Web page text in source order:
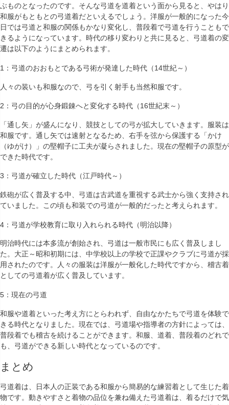
ぶものとなったのです。そんな弓道を道着という面から見ると、やはり
和服がもともとの弓道着だといえるでしょう。洋服が一般的になった今
日では弓道と和服の関係もかなり変化し、普段着で弓道を行うこともで
きるようになっています。時代の移り変わりと共に見ると、弓道着の変
遷は以下のようにまとめられます。
1：弓道のおおもとである弓術が発達した時代（14世紀～）
人々の装いも和服なので、弓を引く射手も当然和服です。
2：弓の目的が心身鍛錬へと変化する時代（16世紀末～）
「通し矢」が盛んになり、競技としての弓が拡大していきます。服装は
和服です。通し矢では速射となるため、右手を弦から保護する「かけ
（ゆがけ）」の堅帽子に工夫が凝らされました。現在の堅帽子の原型が
できた時代です。
3：弓道が確立した時代（江戸時代～）
鉄砲が広く普及する中、弓道は古武道を重視する武士から強く支持され
ていました。この頃も和装での弓道が一般的だったと考えられます。
4：弓道が学校教育に取り入れられる時代（明治以降）
明治時代には本多流が創始され、弓道は一般市民にも広く普及しまし
た。大正～昭和初期には、中学校以上の学校で正課やクラブに弓道が採
用されたのです。人々の服装は洋服が一般化した時代ですから、稽古着
としての弓道着が広く普及しています。
5：現在の弓道
和服や道着といった考え方にとらわれず、自由なかたちで弓道を体験で
きる時代となりました。現在では、弓道場や指導者の方針によっては、
普段着でも稽古を続けることができます。和服、道着、普段着のどれで
も、弓道ができる新しい時代となっているのです。
まとめ
弓道着は、日本人の正装である和服から簡易的な練習着として生じた着
物です。動きやすさと着物の品位を兼ね備えた弓道着は、着るだけで気